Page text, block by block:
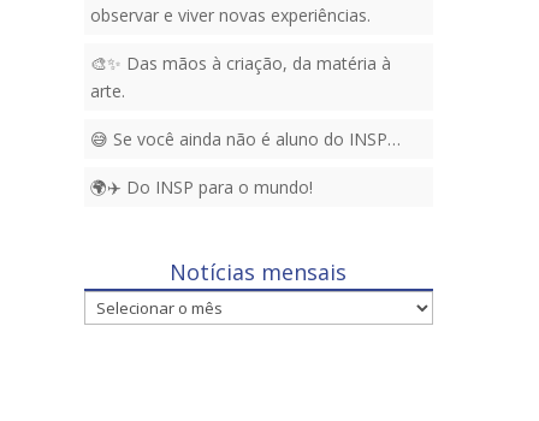
observar e viver novas experiências.
🎨✨ Das mãos à criação, da matéria à
arte.
😅 Se você ainda não é aluno do INSP…
🌍✈️ Do INSP para o mundo!
Notícias mensais
Notícias
mensais